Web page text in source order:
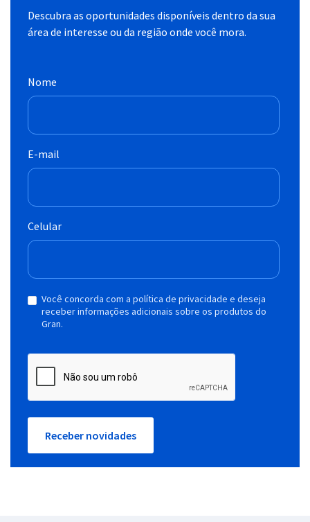
Descubra as oportunidades disponíveis dentro da sua
área de interesse ou da região onde você mora.
Nome
E-mail
Celular
Você concorda com a política de privacidade e deseja
receber informações adicionais sobre os produtos do
Gran.
Receber novidades